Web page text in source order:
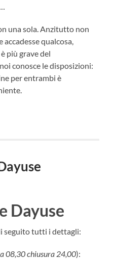
una sola. Anzitutto non
accadesse qualcosa,
più grave del
conosce le disposizioni:
per entrambi è
seguito tutti i dettagli:
08,30 chiusura 24,00):